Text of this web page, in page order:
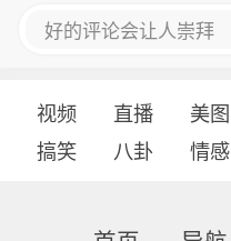
好的评论会让人崇拜
视频 直播 美图
搞笑
八卦 情感